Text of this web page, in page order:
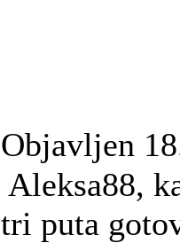
Objavljen
Aleksa88,
tri puta